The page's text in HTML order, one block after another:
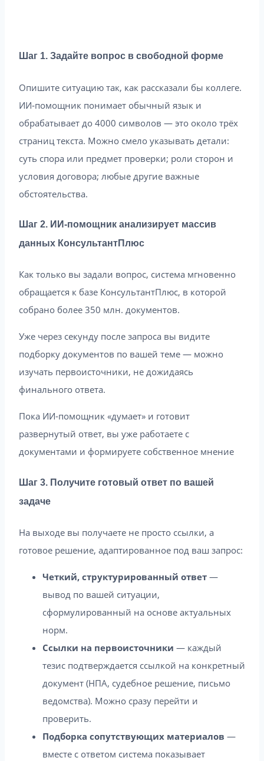
Шаг 1. Задайте вопрос в свободной форме
Опишите ситуацию так, как рассказали бы коллеге.
ИИ‑помощник понимает обычный язык и
обрабатывает до 4000 символов — это около трёх
страниц текста. Можно смело указывать детали:
суть спора или предмет проверки; роли сторон и
условия договора; любые другие важные
обстоятельства.
Шаг 2. ИИ-помощник анализирует массив
данных КонсультантПлюс
Как только вы задали вопрос, система мгновенно
обращается к базе КонсультантПлюс, в которой
собрано более 350 млн. документов.
Уже через секунду после запроса вы видите
подборку документов по вашей теме — можно
изучать первоисточники, не дожидаясь
финального ответа.
Пока ИИ-помощник «думает» и готовит
развернутый ответ, вы уже работаете с
документами и формируете собственное мнение
Шаг 3. Получите готовый ответ по вашей
задаче
На выходе вы получаете не просто ссылки, а
готовое решение, адаптированное под ваш запрос:
Четкий, структурированный ответ —
вывод по вашей ситуации,
сформулированный на основе актуальных
норм.
Ссылки на первоисточники — каждый
тезис подтверждается ссылкой на конкретный
документ (НПА, судебное решение, письмо
ведомства). Можно сразу перейти и
проверить.
Подборка сопутствующих материалов —
вместе с ответом система показывает